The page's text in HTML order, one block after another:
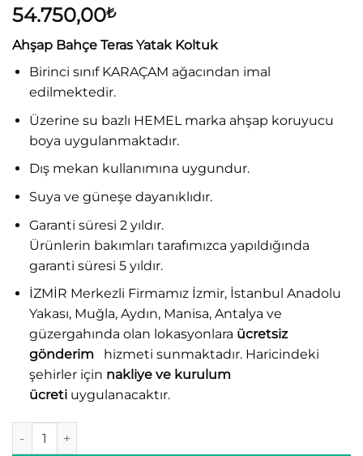
54.750,00₺
Ahşap Bahçe Teras Yatak Koltuk
Birinci sınıf KARAÇAM ağacından imal
edilmektedir.
Üzerine su bazlı HEMEL marka ahşap koruyucu
boya uygulanmaktadır.
Dış mekan kullanımına uygundur.
Suya ve güneşe dayanıklıdır.
Garanti süresi 2 yıldır.
Ürünlerin bakımları tarafımızca yapıldığında
garanti süresi 5 yıldır.
İZMİR Merkezli Firmamız İzmir, İstanbul Anadolu
Yakası, Muğla, Aydın, Manisa, Antalya ve
güzergahında olan lokasyonlara ücretsiz
gönderim
hizmeti sunmaktadır. Haricindeki
şehirler için nakliye ve kurulum
ücretiuygulanacaktır.
Ahşap Bahçe Teras Yatak Koltuk adet